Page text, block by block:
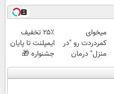
میخوای
کمردردت رو "در
منزل" درمان
کنی؟ (◂فیلم +
◂پرسش‌نامه)
۲۵٪ تخفیف
ایمپلنت تا پایان
جشنواره 🎁